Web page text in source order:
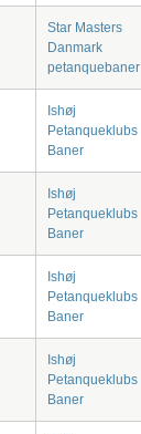
Star Masters
Danmark
petanquebaner
Ishøj
Petanqueklubs
Baner
Ishøj
Petanqueklubs
Baner
Ishøj
Petanqueklubs
Baner
Ishøj
Petanqueklubs
Baner